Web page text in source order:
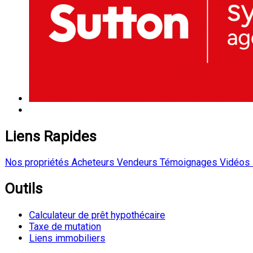
Liens Rapides
Nos propriétés Acheteurs Vendeurs Témoignages Vidéos
Outils
Calculateur de prêt hypothécaire
Taxe de mutation
Liens immobiliers